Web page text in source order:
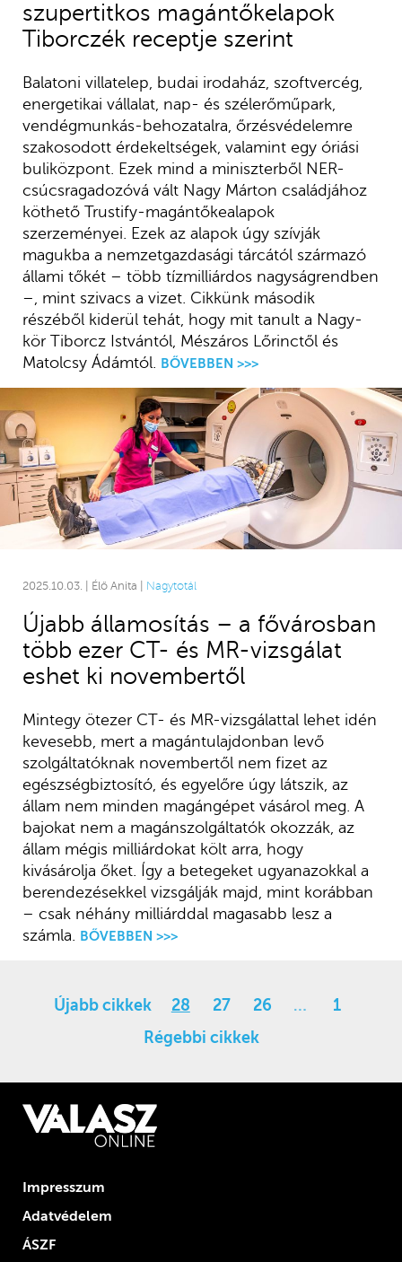
2025.10.03. | Élő Anita | Nagytotál
Újabb államosítás – a fővárosban
több ezer CT- és MR-vizsgálat
eshet ki novembertől
Mintegy ötezer CT- és MR-vizsgálattal lehet idén
kevesebb, mert a magántulajdonban levő
szolgáltatóknak novembertől nem fizet az
egészségbiztosító, és egyelőre úgy látszik, az
állam nem minden magángépet vásárol meg. A
bajokat nem a magánszolgáltatók okozzák, az
állam mégis milliárdokat költ arra, hogy
kivásárolja őket. Így a betegeket ugyanazokkal a
berendezésekkel vizsgálják majd, mint korábban
– csak néhány milliárddal magasabb lesz a
számla.
BŐVEBBEN >>>
szupertitkos magántőkelapok
Tiborczék receptje szerint
Balatoni villatelep, budai irodaház, szoftvercég,
energetikai vállalat, nap- és szélerőműpark,
vendégmunkás-behozatalra, őrzésvédelemre
szakosodott érdekeltségek, valamint egy óriási
buliközpont. Ezek mind a miniszterből NER-
csúcsragadozóvá vált Nagy Márton családjához
köthető Trustify-magántőkealapok
szerzeményei. Ezek az alapok úgy szívják
magukba a nemzetgazdasági tárcától származó
állami tőkét – több tízmilliárdos nagyságrendben
–, mint szivacs a vizet. Cikkünk második
részéből kiderül tehát, hogy mit tanult a Nagy-
kör Tiborcz Istvántól, Mészáros Lőrinctől és
Matolcsy Ádámtól.
BŐVEBBEN >>>
Újabb cikkek 28 27 26 …
1
Régebbi cikkek
Impresszum
Adatvédelem
ÁSZF